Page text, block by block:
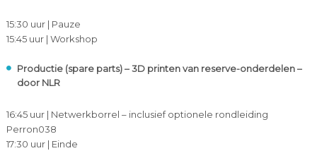
15:30 uur | Pauze
15:45 uur | Workshop
Productie (spare parts) – 3D printen van reserve-onderdelen –
door NLR
16:45 uur | Netwerkborrel – inclusief optionele rondleiding
Perron038
17:30 uur | Einde